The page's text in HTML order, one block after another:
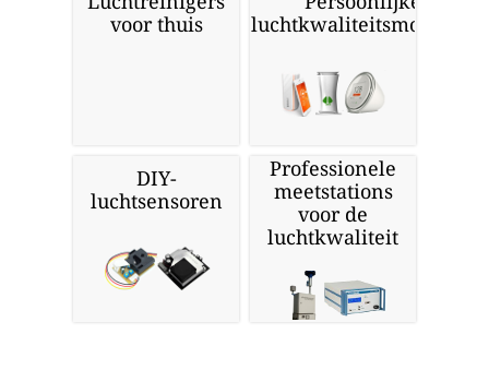
voor thuis
luchtkwaliteitsmonitors
DIY-
luchtsensoren
Professionele
meetstations
voor de
luchtkwaliteit